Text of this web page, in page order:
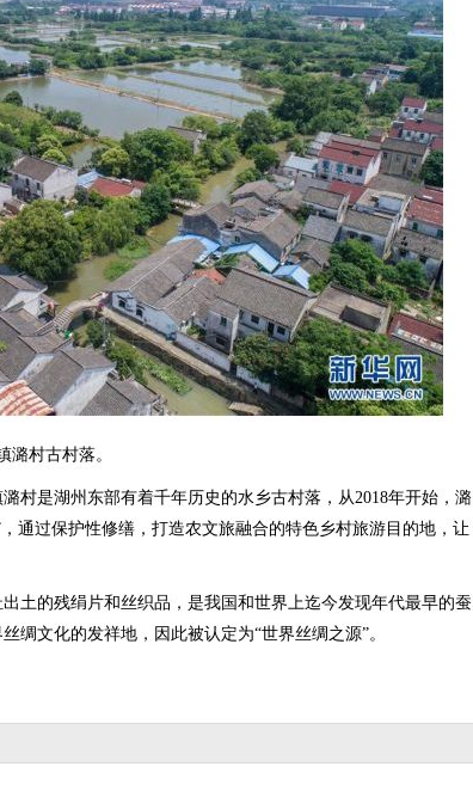
村古村落。
是湖州东部有着千年历史的水乡古村落，从2018年开始，潞
通过保护性修缮，打造农文旅融合的特色乡村旅游目的地，让
的残绢片和丝织品，是我国和世界上迄今发现年代最早的蚕
绸文化的发祥地，因此被认定为“世界丝绸之源”。